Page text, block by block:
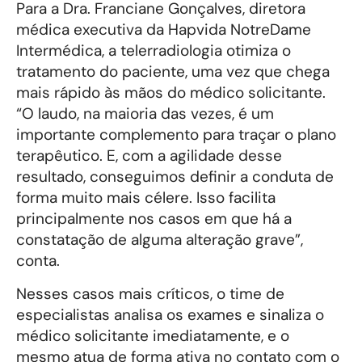
Para a Dra. Franciane Gonçalves, diretora
médica executiva da Hapvida NotreDame
Intermédica, a telerradiologia otimiza o
tratamento do paciente, uma vez que chega
mais rápido às mãos do médico solicitante.
“O laudo, na maioria das vezes, é um
importante complemento para traçar o plano
terapêutico. E, com a agilidade desse
resultado, conseguimos definir a conduta de
forma muito mais célere. Isso facilita
principalmente nos casos em que há a
constatação de alguma alteração grave”,
conta.
Nesses casos mais críticos, o time de
especialistas analisa os exames e sinaliza o
médico solicitante imediatamente, e o
mesmo atua de forma ativa no contato com o